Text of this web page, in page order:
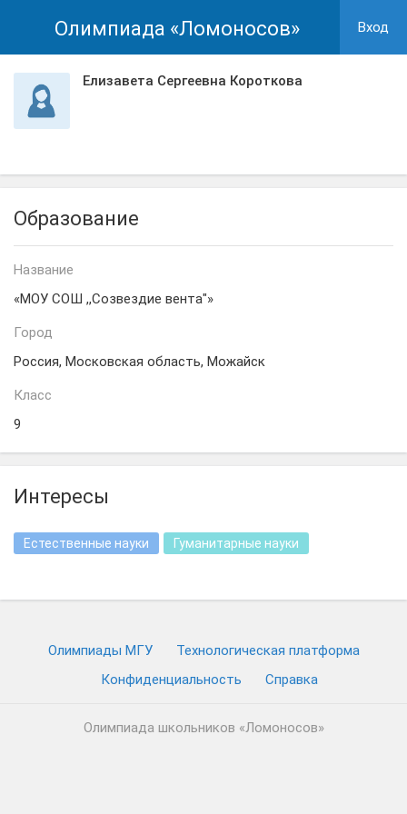
Олимпиада «Ломоносов» Вход
Елизавета Сергеевна Короткова
Образование
Название
«МОУ СОШ ,,Созвездие вента"»
Город
Россия, Московская область, Можайск
Класс
9
Интересы
Естественные науки Гуманитарные науки
Олимпиады МГУ
Технологическая платформа
Конфиденциальность
Cправка
Олимпиада школьников «Ломоносов»